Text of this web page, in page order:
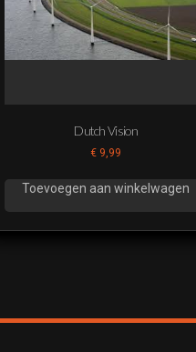
Dutch Vision
€ 9,99
Toevoegen aan winkelwagen